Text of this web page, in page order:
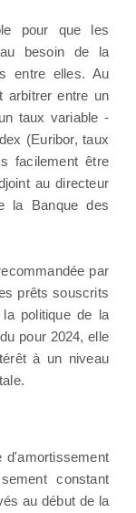
pour que les
besoin de la
entre elles. Au
arbitrer entre un
taux variable -
(Euribor, taux
facilement être
au directeur
la Banque des
par
prêts souscrits
politique de la
pour 2024, elle
à un niveau
d'amortissement
constant
au début de la